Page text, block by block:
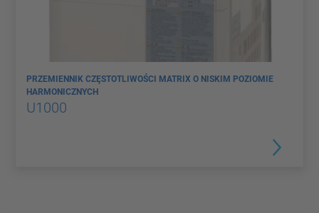
PRZEMIENNIK CZĘSTOTLIWOŚCI MATRIX O NISKIM POZIOMIE
HARMONICZNYCH
U1000